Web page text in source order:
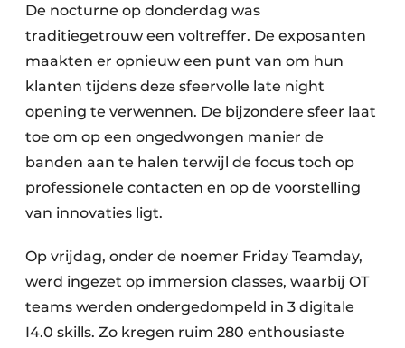
De nocturne op donderdag was
traditiegetrouw een voltreffer. De exposanten
maakten er opnieuw een punt van om hun
klanten tijdens deze sfeervolle late night
opening te verwennen. De bijzondere sfeer laat
toe om op een ongedwongen manier de
banden aan te halen terwijl de focus toch op
professionele contacten en op de voorstelling
van innovaties ligt.
Op vrijdag, onder de noemer Friday Teamday,
werd ingezet op immersion classes, waarbij OT
teams werden ondergedompeld in 3 digitale
I4.0 skills. Zo kregen ruim 280 enthousiaste